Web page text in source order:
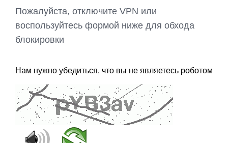
Пожалуйста, отключите VPN или
воспользуйтесь формой ниже для обхода
блокировки
Нам нужно убедиться, что вы не являетесь роботом